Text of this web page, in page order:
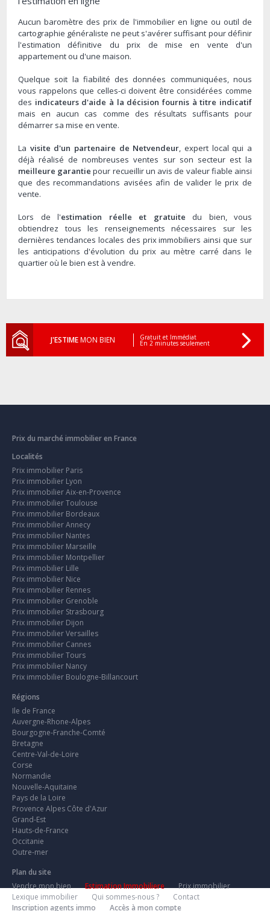
Aucun baromètre des prix de l'immobilier en ligne ou outil de
cartographie généraliste ne peut s'avérer suffisant pour définir
l'estimation définitive du prix de mise en vente d'un
appartement ou d'une maison.
Quelque soit la fiabilité des données communiquées, nous
vous rappelons que celles-ci doivent être considérées comme
des indicateurs d'aide à la décision fournis à titre indicatif
mais en aucun cas comme des résultats suffisants pour
démarrer sa mise en vente.
La visite d'un partenaire de Netvendeur, expert local qui a
déjà réalisé de nombreuses ventes sur son secteur est la
meilleure garantie pour recueillir un avis de valeur fiable ainsi
que des recommandations avisées afin de valider le prix de
vente.
Lors de l'estimation réelle et gratuite du bien, vous
obtiendrez tous les renseignements nécessaires sur les
dernières tendances locales des prix immobiliers ainsi que sur
les anticipations d'évolution du prix au mètre carré dans le
quartier où le bien est à vendre.
J'ESTIMEMON BIEN Gratuit et Immédiat
En 2 minutes seulement
Prix du marché immobilier en France
Localités
Prix immobilier Paris
Prix immobilier Lyon
Prix immobilier Aix-en-Provence
Prix immobilier Toulouse
Prix immobilier Bordeaux
Prix immobilier Annecy
Prix immobilier Nantes
Prix immobilier Marseille
Prix immobilier Montpellier
Prix immobilier Lille
Prix immobilier Nice
Prix immobilier Rennes
Prix immobilier Grenoble
Prix immobilier Strasbourg
Prix immobilier Dijon
Prix immobilier Versailles
Prix immobilier Cannes
Prix immobilier Tours
Prix immobilier Nancy
Prix immobilier Boulogne-Billancourt
Régions
Ile de France
Auvergne-Rhone-Alpes
Bourgogne-Franche-Comté
Bretagne
Centre-Val-de-Loire
Corse
Normandie
Nouvelle-Aquitaine
Pays de la Loire
Provence Alpes Côte d'Azur
Grand-Est
Hauts-de-France
Occitanie
Outre-mer
Plan du site
Vendre mon bien
Estimation Immobiliere
Prix immobilier
Lexique immobilier
Qui sommes-nous ?
Contact
Inscription agents immo
Accès à mon compte